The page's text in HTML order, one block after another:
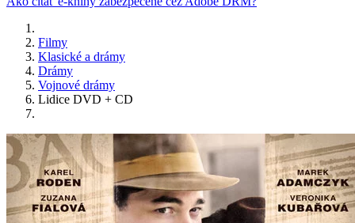
Filmy
Klasické a drámy
Drámy
Vojnové drámy
Lidice DVD + CD